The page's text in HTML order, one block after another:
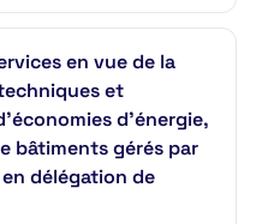
en vue de la
et
d’énergie,
bâtiments gérés par
délégation de